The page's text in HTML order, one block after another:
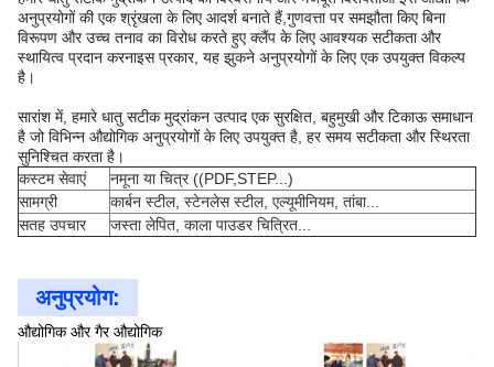
अनुप्रयोगों की एक श्रृंखला के लिए आदर्श बनाते हैं,गुणवत्ता पर समझौता किए बिना
विरूपण और उच्च तनाव का विरोध करते हुए क्लैंप के लिए आवश्यक सटीकता और
स्थायित्व प्रदान करनाइस प्रकार, यह झुकने अनुप्रयोगों के लिए एक उपयुक्त विकल्प
है।
सारांश में, हमारे धातु सटीक मुद्रांकन उत्पाद एक सुरक्षित, बहुमुखी और टिकाऊ समाधान
है जो विभिन्न औद्योगिक अनुप्रयोगों के लिए उपयुक्त है, हर समय सटीकता और स्थिरता
सुनिश्चित करता है।
कस्टम सेवाएं
नमूना या चित्र ((PDF,STEP...)
सामग्री
कार्बन स्टील, स्टेनलेस स्टील, एल्यूमीनियम, तांबा...
सतह उपचार
जस्ता लेपित, काला पाउडर चित्रित...
अनुप्रयोग:
औद्योगिक और गैर औद्योगिक